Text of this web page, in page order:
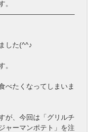
。
した(^^♪
。
べたくなってしまいま
が、今回は「グリルチ
ャーマンポテト」を注